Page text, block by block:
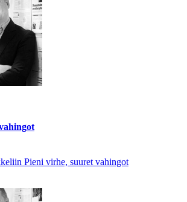
Pieni virhe, suuret vahingot